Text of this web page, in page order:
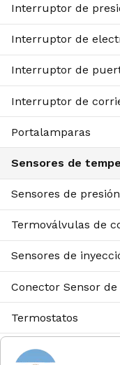
Interruptor de
Interruptor de
Interruptor de
Interruptor de
Portalamparas
Sensores de
Sensores de
Termoválvulas de
Sensores de
Conector Sensor
Termostatos